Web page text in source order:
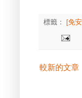
標籤： [免
較新的文章